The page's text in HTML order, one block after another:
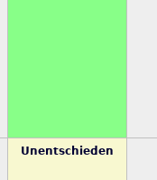
Unentschieden